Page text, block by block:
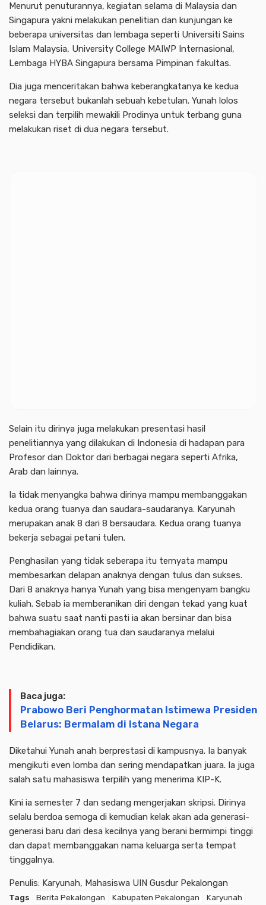
Menurut penuturannya, kegiatan selama di Malaysia dan
Singapura yakni melakukan penelitian dan kunjungan ke
beberapa universitas dan lembaga seperti Universiti Sains
Islam Malaysia, University College MAIWP Internasional,
Lembaga HYBA Singapura bersama Pimpinan fakultas.
Dia juga menceritakan bahwa keberangkatanya ke kedua
negara tersebut bukanlah sebuah kebetulan. Yunah lolos
seleksi dan terpilih mewakili Prodinya untuk terbang guna
melakukan riset di dua negara tersebut.
Selain itu dirinya juga melakukan presentasi hasil
penelitiannya yang dilakukan di Indonesia di hadapan para
Profesor dan Doktor dari berbagai negara seperti Afrika,
Arab dan lainnya.
Ia tidak menyangka bahwa dirinya mampu membanggakan
kedua orang tuanya dan saudara-saudaranya. Karyunah
merupakan anak 8 dari 8 bersaudara. Kedua orang tuanya
bekerja sebagai petani tulen.
Penghasilan yang tidak seberapa itu ternyata mampu
membesarkan delapan anaknya dengan tulus dan sukses.
Dari 8 anaknya hanya Yunah yang bisa mengenyam bangku
kuliah. Sebab ia memberanikan diri dengan tekad yang kuat
bahwa suatu saat nanti pasti ia akan bersinar dan bisa
membahagiakan orang tua dan saudaranya melalui
Pendidikan.
Baca juga:
Prabowo Beri Penghormatan Istimewa Presiden
Belarus: Bermalam di Istana Negara
Diketahui Yunah anah berprestasi di kampusnya. Ia banyak
mengikuti even lomba dan sering mendapatkan juara. Ia juga
salah satu mahasiswa terpilih yang menerima KIP-K.
Kini ia semester 7 dan sedang mengerjakan skripsi. Dirinya
selalu berdoa semoga di kemudian kelak akan ada generasi-
generasi baru dari desa kecilnya yang berani bermimpi tinggi
dan dapat membanggakan nama keluarga serta tempat
tinggalnya.
Penulis: Karyunah, Mahasiswa UIN Gusdur Pekalongan
Tags Berita Pekalongan Kabupaten Pekalongan Karyunah